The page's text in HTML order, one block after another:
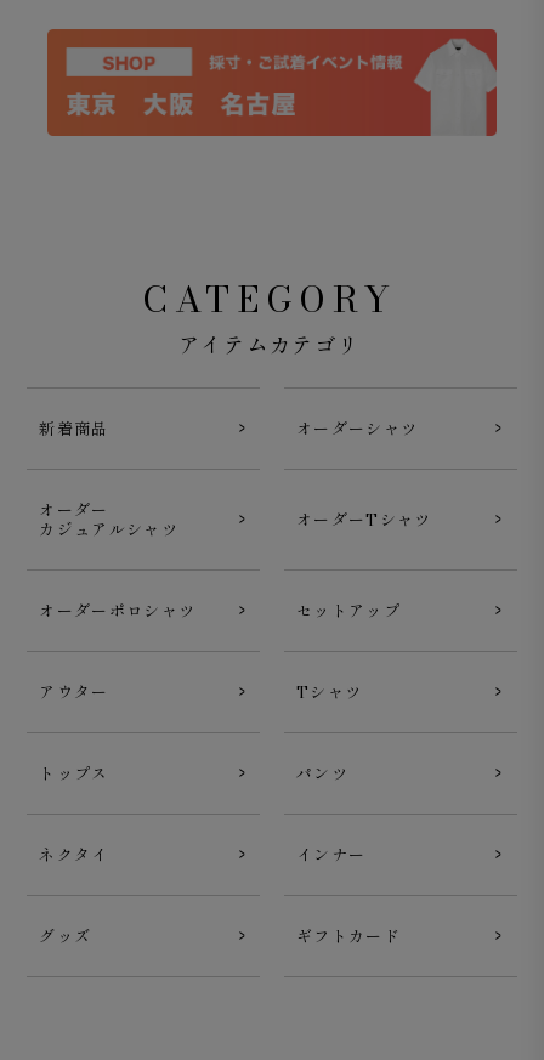
自然な光沢と滑らかさがある天然素材
度が高いトレーサビリティシステムを採用して生産されて
おり、原産地が科学的に証明可能な長綿原料をAlbini社の
紡績部門が糸にしております。 専用機械で綿花収穫をし
CATEGORY
アイテムカテゴリ
新着商品 オーダーシャツ
オーダー
カジュアルシャツ
オーダーTシャツ
オーダーポロシャツ セットアップ
アウター Tシャツ
トップス パンツ
ネクタイ インナー
グッズ ギフトカード